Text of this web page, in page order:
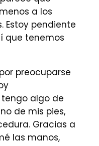
a los
Estoy pendiente
que tenemos
preocuparse
algo de
de mis pies,
Gracias a
las manos,